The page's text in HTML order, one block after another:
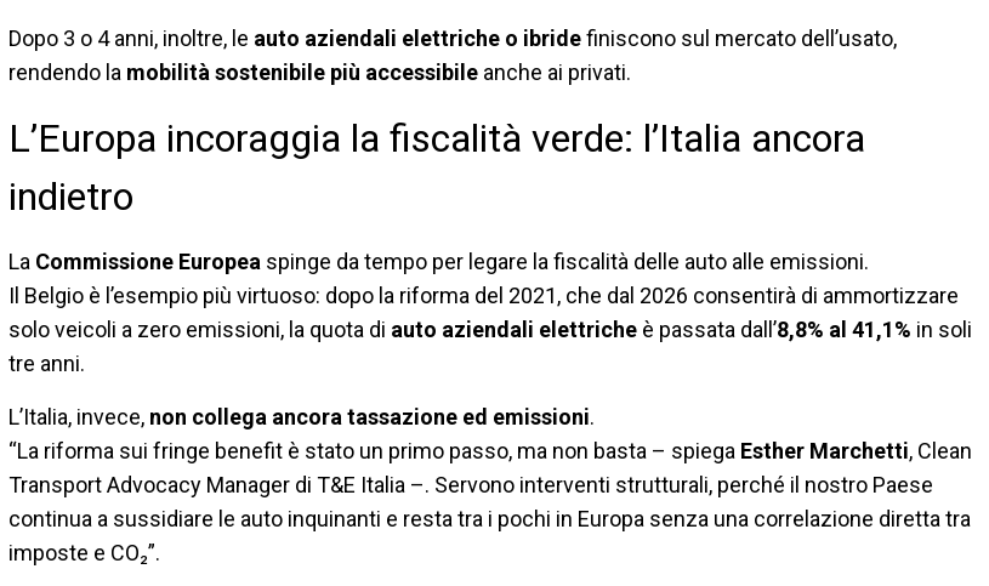
Dopo 3 o 4 anni, inoltre, le auto aziendali elettriche o ibridefiniscono sul mercato dell’usato,
rendendo la mobilità sostenibile più accessibile anche ai privati.
L’Europa incoraggia la fiscalità verde: l’Italia ancora
indietro
La Commissione Europea spinge da tempo per legare la fiscalità delle auto alle emissioni.
Il Belgio è l’esempio più virtuoso: dopo la riforma del 2021, che dal 2026 consentirà di ammortizzare
solo veicoli a zero emissioni, la quota di auto aziendali elettriche è passata dall’8,8% al 41,1% in soli
tre anni.
L’Italia, invece, non collega ancora tassazione ed emissioni.
“La riforma sui fringe benefit è stato un primo passo, ma non basta – spiega Esther Marchetti, Clean
Transport Advocacy Manager di T&E Italia –. Servono interventi strutturali, perché il nostro Paese
continua a sussidiare le auto inquinanti e resta tra i pochi in Europa senza una correlazione diretta tra
imposte e CO₂”.